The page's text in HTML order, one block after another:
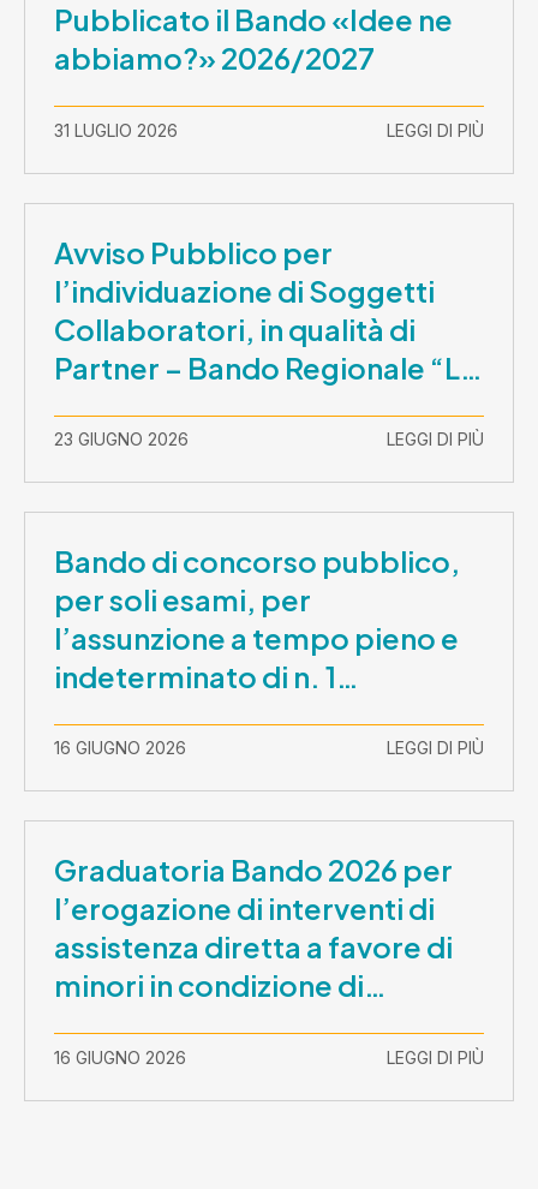
Pubblicato il Bando «Idee ne
abbiamo?» 2026/2027
31 LUGLIO 2026 LEGGI DI PIÙ
Avviso Pubblico per
l’individuazione di Soggetti
Collaboratori, in qualità di
Partner – Bando Regionale “La
– CUP E81B26000210003
23 GIUGNO 2026 LEGGI DI PIÙ
Bando di concorso pubblico,
per soli esami, per
l’assunzione a tempo pieno e
indeterminato di n. 1
Assistente Sociale –
Comunicazione prova scritta e
prova orale
16 GIUGNO 2026 LEGGI DI PIÙ
Graduatoria Bando 2026 per
l’erogazione di interventi di
assistenza diretta a favore di
minori in condizione di
disabilità con necessità di
sostegno elevato e molto
elevato (Misura B2) per
16 GIUGNO 2026 LEGGI DI PIÙ